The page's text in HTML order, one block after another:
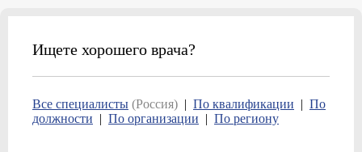
Ищете хорошего врача?
Все специалисты (Россия) | По квалификации | По
должности | По организации | По региону